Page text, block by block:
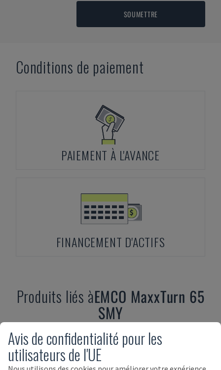
SOUMETTRE
Conditions de paiement
PAIEMENT À L'AVANCE
FINANCEMENT D'ACTIFS
Produits liés àEMCO MaxxTurn 65
SMY
Avis de confidentialité pour les
utilisateurs de l'UE